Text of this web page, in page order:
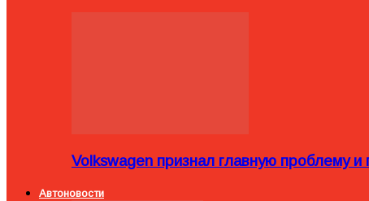
Volkswagen признал главную проблему
Автоновости